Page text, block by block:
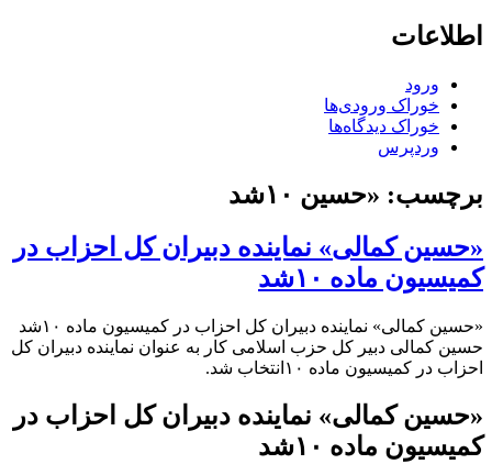
اطلاعات
ورود
خوراک ورودی‌ها
خوراک دیدگاه‌ها
وردپرس
برچسب: «حسین ۱۰شد
«حسین کمالی» نماینده دبیران کل احزاب در
کمیسیون ماده ۱۰شد
«حسین کمالی» نماینده دبیران کل احزاب در کمیسیون ماده ۱۰شد
حسین کمالی دبیر کل حزب اسلامی کار به عنوان نماینده دبیران کل
احزاب در کمیسیون ماده ۱۰انتخاب شد.
«حسین کمالی» نماینده دبیران کل احزاب در
کمیسیون ماده ۱۰شد